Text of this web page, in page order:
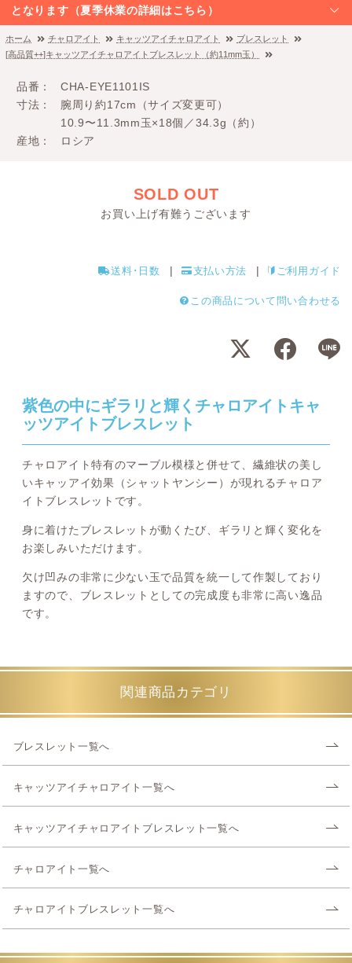
となります（夏季休業の詳細はこちら）
ホーム チャロアイト キャッツアイチャロアイト
ブレスレット
[高品質++]キャッツアイチャロアイトブレスレット（約11mm玉）
品番
CHA-EYE1101IS
寸法
腕周り約17cm（サイズ変更可）
10.9〜11.3mm玉×18個／34.3g（約）
産地
ロシア
SOLD OUT
お買い上げ有難うございます
送料･日数 支払い方法 ご利用ガイド
この商品について問い合わせる
紫色の中にギラリと輝くチャロアイトキャ
ッツアイトブレスレット
チャロアイト特有のマーブル模様と併せて、繊維状の美し
いキャッアイ効果（シャットヤンシー）が現れるチャロア
イトブレスレットです。
身に着けたブレスレットが動くたび、ギラリと輝く変化を
お楽しみいただけます。
欠け凹みの非常に少ない玉で品質を統一して作製しており
ますので、ブレスレットとしての完成度も非常に高い逸品
です。
関連商品カテゴリ
ブレスレット一覧へ
キャッツアイチャロアイト一覧へ
キャッツアイチャロアイトブレスレット一覧へ
チャロアイト一覧へ
チャロアイトブレスレット一覧へ